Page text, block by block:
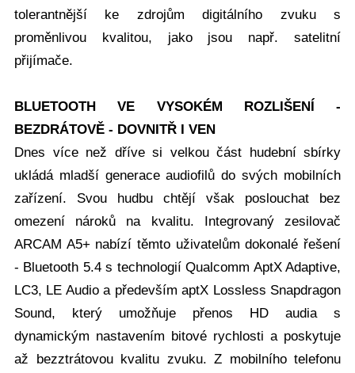
tolerantnější ke zdrojům digitálního zvuku s
proměnlivou kvalitou, jako jsou např. satelitní
přijímače.
BLUETOOTH VE VYSOKÉM ROZLIŠENÍ -
BEZDRÁTOVĚ - DOVNITŘ I VEN
Dnes více než dříve si velkou část hudební sbírky
ukládá mladší generace audiofilů do svých mobilních
zařízení. Svou hudbu chtějí však poslouchat bez
omezení nároků na kvalitu. Integrovaný zesilovač
ARCAM A5+ nabízí těmto uživatelům dokonalé řešení
- Bluetooth 5.4 s technologií Qualcomm AptX Adaptive,
LC3, LE Audio a především aptX Lossless Snapdragon
Sound, který umožňuje přenos HD audia s
dynamickým nastavením bitové rychlosti a poskytuje
až bezztrátovou kvalitu zvuku. Z mobilního telefonu